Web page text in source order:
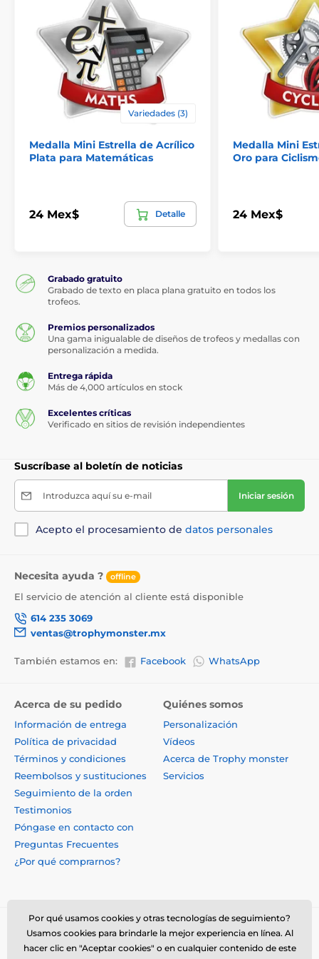
Variedades (3)
Medalla Mini Estrella de Acrílico
Plata para Matemáticas
24 Mex$ Detalle
Medalla Mini
Oro para
24 Mex$
Grabado gratuito
Grabado de texto en placa plana gratuito en todos los
trofeos.
Premios personalizados
Una gama inigualable de diseños de trofeos y medallas con
personalización a medida.
Entrega rápida
Más de 4,000 artículos en stock
Excelentes críticas
Verificado en sitios de revisión independientes
Suscríbase al boletín de noticias
Introduzca aquí su e-mail Iniciar sesión
Acepto el procesamiento de datos personales
Necesita ayuda ? offline
El servicio de atención al cliente está disponible
614 235 3069
ventas@trophymonster.mx
También estamos en: Facebook WhatsApp
Acerca de su pedido
Información de entrega
Política de privacidad
Términos y condiciones
Reembolsos y sustituciones
Seguimiento de la orden
Testimonios
Póngase en contacto con
Preguntas Frecuentes
¿Por qué comprarnos?
Quiénes somos
Personalización
Vídeos
Acerca de Trophy monster
Servicios
Por qué usamos cookies y otras tecnologías de seguimiento?
Usamos cookies para brindarle la mejor experiencia en línea. Al
hacer clic en "Aceptar cookies" o en cualquier contenido de este